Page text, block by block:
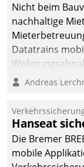
Nicht beim
nachhaltige
Datatrains
Mieter
Andreas
Hanseat
Die Bremer
mobile